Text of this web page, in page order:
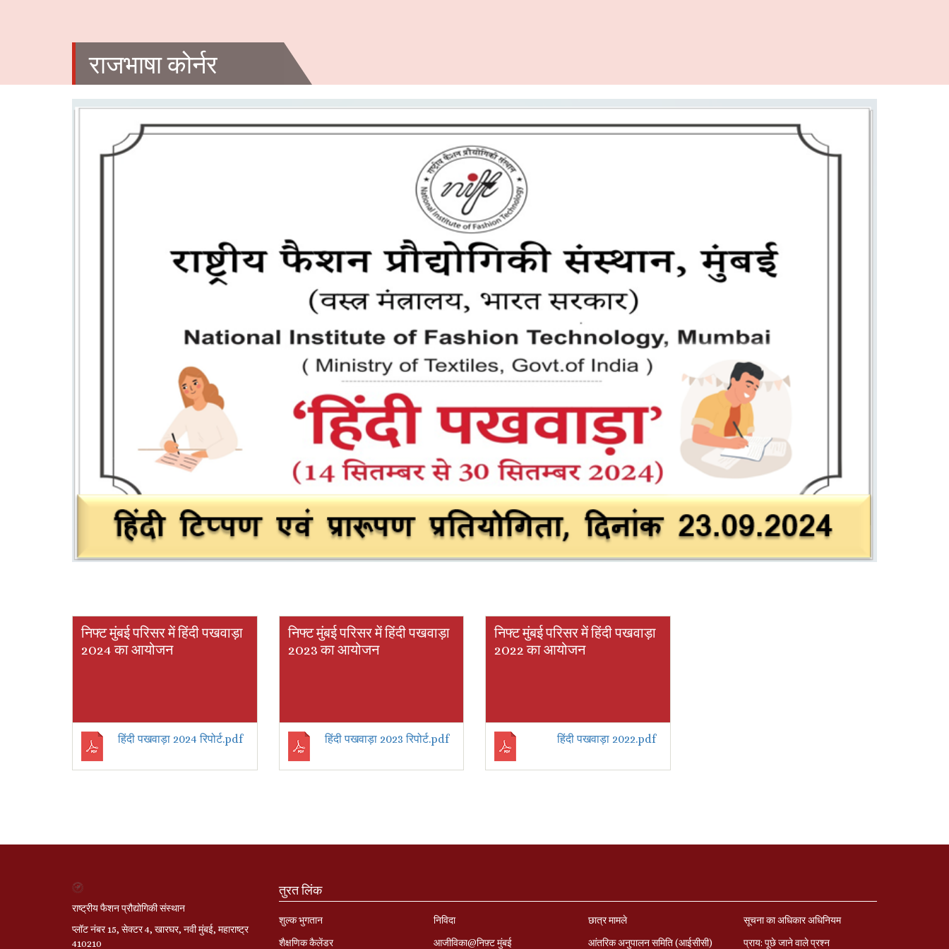
राजभाषा कोर्नर
निफ्ट मुंबई परिसर में हिंदी पखवाड़ा
2024 का आयोजन
हिंदी पखवाड़ा 2024 रिपोर्ट.pdf
निफ्ट मुंबई परिसर में हिंदी पखवाड़ा
2023 का आयोजन
हिंदी पखवाड़ा 2023 रिपोर्ट.pdf
निफ्ट मुंबई परिसर में हिंदी पखवाड़ा
2022 का आयोजन
हिंदी पखवाड़ा 2022.pdf
राष्ट्रीय फैशन प्रौद्योगिकी संस्थान
प्लॉट नंबर 15, सेक्टर 4, खारघर, नवी मुंबई, महाराष्ट्र
410210
तुरत लिंक
शुल्क भुगतान
शैक्षणिक कैलेंडर
निविदा
आजीविका@निफ़्ट मुंबई
छात्र मामले
आंतरिक अनुपालन समिति (आईसीसी)
सूचना का अधिकार अधिनियम
प्राय: पूछे जाने वाले प्रश्‍न